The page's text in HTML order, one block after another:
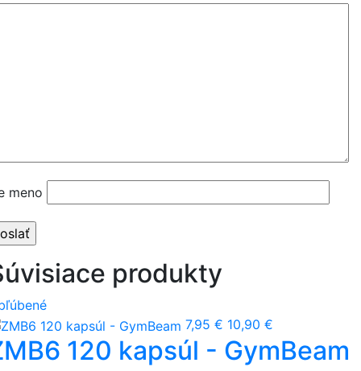
meno
produkty
7,95 € 10,90 €
120 kapsúl - GymBeam